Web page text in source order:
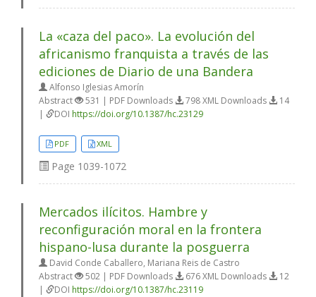
La «caza del paco». La evolución del
africanismo franquista a través de las
ediciones de Diario de una Bandera
Alfonso Iglesias Amorín
Abstract
531 | PDF Downloads 798 XML Downloads
14
|
DOI https://doi.org/10.1387/hc.23129
PDF XML
Page 1039-1072
Mercados ilícitos. Hambre y
reconfiguración moral en la frontera
hispano-lusa durante la posguerra
David Conde Caballero, Mariana Reis de Castro
Abstract
502 | PDF Downloads 676 XML Downloads
12
|
DOI https://doi.org/10.1387/hc.23119